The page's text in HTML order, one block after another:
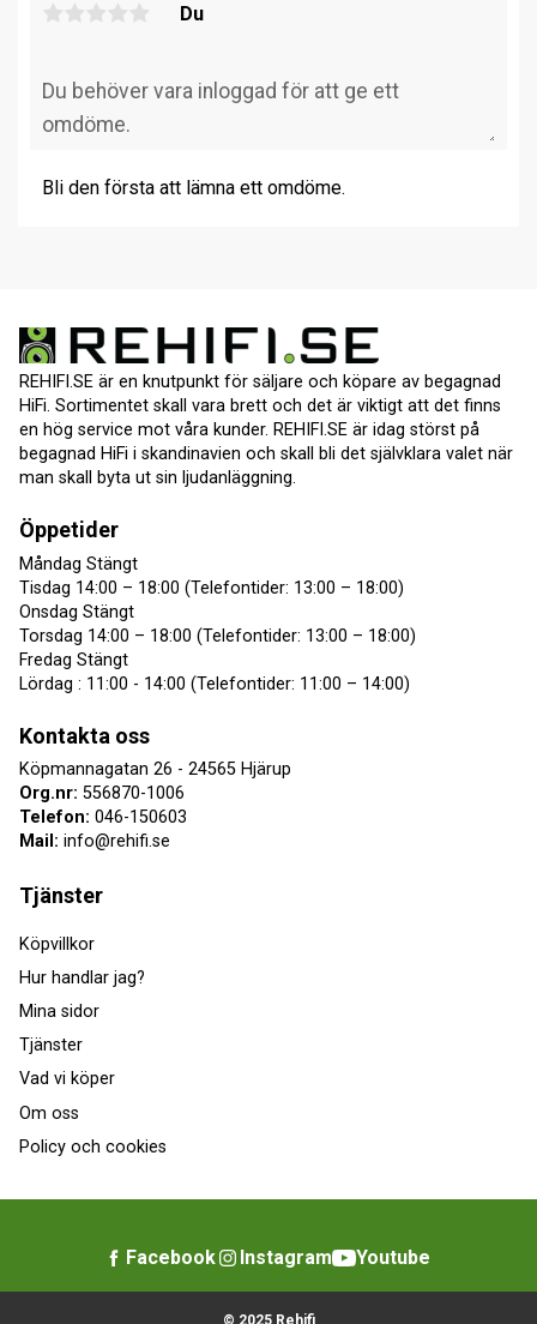
Du
Bli den första att lämna ett omdöme.
REHIFI.SE är en knutpunkt för säljare och köpare av begagnad
HiFi. Sortimentet skall vara brett och det är viktigt att det finns
en hög service mot våra kunder. REHIFI.SE är idag störst på
begagnad HiFi i skandinavien och skall bli det självklara valet när
man skall byta ut sin ljudanläggning.
Öppetider
Måndag Stängt
Tisdag 14:00 – 18:00 (Telefontider: 13:00 – 18:00)
Onsdag Stängt
Torsdag 14:00 – 18:00 (Telefontider: 13:00 – 18:00)
Fredag Stängt
Lördag : 11:00 - 14:00 (Telefontider: 11:00 – 14:00)
Kontakta oss
Köpmannagatan 26 - 24565 Hjärup
Org.nr: 556870-1006
Telefon: 046-150603
Mail: info@rehifi.se
Tjänster
Köpvillkor
Hur handlar jag?
Mina sidor
Tjänster
Vad vi köper
Om oss
Policy och cookies
Facebook Instagram Youtube
© 2025 Rehifi